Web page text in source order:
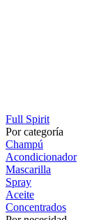
Full Spirit
Por categoría
Champú
Acondicionador
Mascarilla
Spray
Aceite
Concentrados